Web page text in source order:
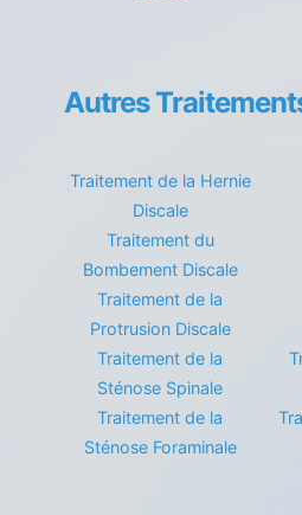
Autres
Traitement de la Hernie
Discale
Traitement du
Bombement Discale
Traitement de la
Protrusion Discale
Traitement de la
Sténose Spinale
Traitement de la
Sténose Foraminale